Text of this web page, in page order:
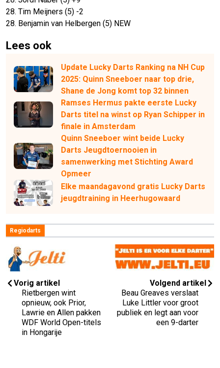
28. Tim Meijners (5) -2
28. Benjamin van Helbergen (5) NEW
Lees ook
Update Lucky Darts Ranking na NH Cup
2025: Quinn Sneeboer naar top drie,
Shane de Jong komt top 32 binnen
Ramses Hermus pakte eerste Lucky
Darts titel na winst op Ryan Schipper in
finale in Amsterdam
Quinn Sneeboer wint beide Lucky
Darts Jeugdtoernooien in
samenwerking met Stichting Award
Opmeer
Elke maandagavond gratis Lucky Darts
jeugdtraining in Heerhugowaard
Regiodarts
Vorig artikel
Rietbergen wint
opnieuw, ook Prior,
Lawrie en Allen pakken
WDF World Open-titels
in Hongarije
Volgend artikel
Beau Greaves verslaat
Luke Littler voor groot
publiek en legt aan voor
een 9-darter